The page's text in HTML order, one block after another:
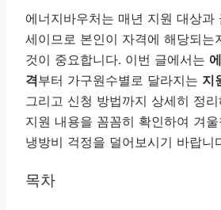
에너지바우처는 매년 지원 대상과
세이므로 본인이 자격에 해당되는
것이 중요합니다. 이번 글에서는
격부터 가구원수별로 달라지는 지
그리고 신청 방법까지 상세히 정
지원 내용을 꼼꼼히 확인하여 겨
냉방비 걱정을 덜어보시기 바랍니
목차